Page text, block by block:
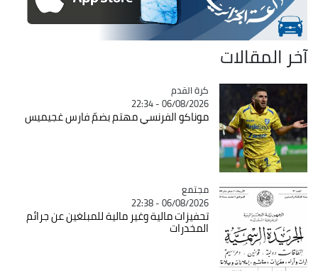
آخر المقالات
Catégorie
كرة القدم
06/08/2026 - 22:34
موناكو الفرنسي مهتم بضمّ فارس غجيميس
Catégorie
مجتمع
06/08/2026 - 22:38
تحفيزات مالية وغير مالية للمبلغين عن جرائم
المخدرات